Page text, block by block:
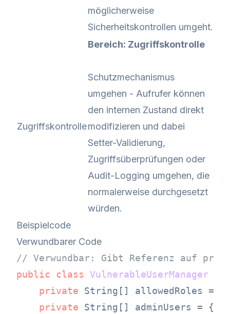
möglicherweise
Sicherheitskontrollen umgeht.
Zugriffskontrolle
Bereich: Zugriffskontrolle
Schutzmechanismus
umgehen - Aufrufer können
den internen Zustand direkt
modifizieren und dabei
Setter-Validierung,
Zugriffsüberprüfungen oder
Audit-Logging umgehen, die
normalerweise durchgesetzt
würden.
Beispielcode
Verwundbarer Code
// Verwundbar: Gibt Referenz auf
public
class VulnerableUserManager
private String[] allowedRoles = {
private String[] adminUsers = {